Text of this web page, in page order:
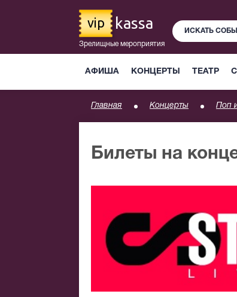
vip kassa
Зрелищные мероприятия
АФИША КОНЦЕРТЫ ТЕАТР
Главная Концерты Поп
Билеты на